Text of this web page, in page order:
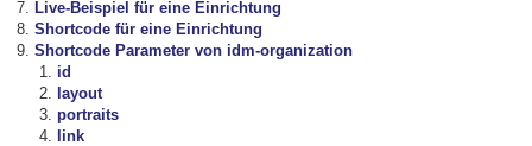
Live-Beispiel für eine Einrichtung
Shortcode für eine Einrichtung
Shortcode Parameter von idm-organization
id
layout
portraits
link